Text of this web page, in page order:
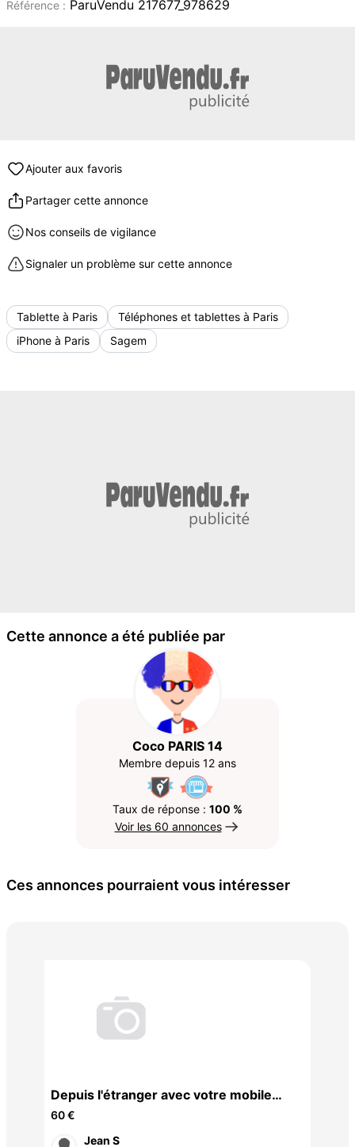
Référence : ParuVendu 217677_978629
Ajouter aux favoris
Partager cette annonce
Nos conseils de vigilance
Signaler un problème sur cette annonce
Tablette à Paris
Téléphones et tablettes à Paris
iPhone à Paris
Sagem
Cette annonce a été publiée par
Coco PARIS 14
Membre depuis 12 ans
Taux de réponse : 100 %
Voir les 60 annonces
Ces annonces pourraient vous intéresser
Depuis l'étranger avec votre mobile
appelez gratuit 100 pays
60 €
Jean S